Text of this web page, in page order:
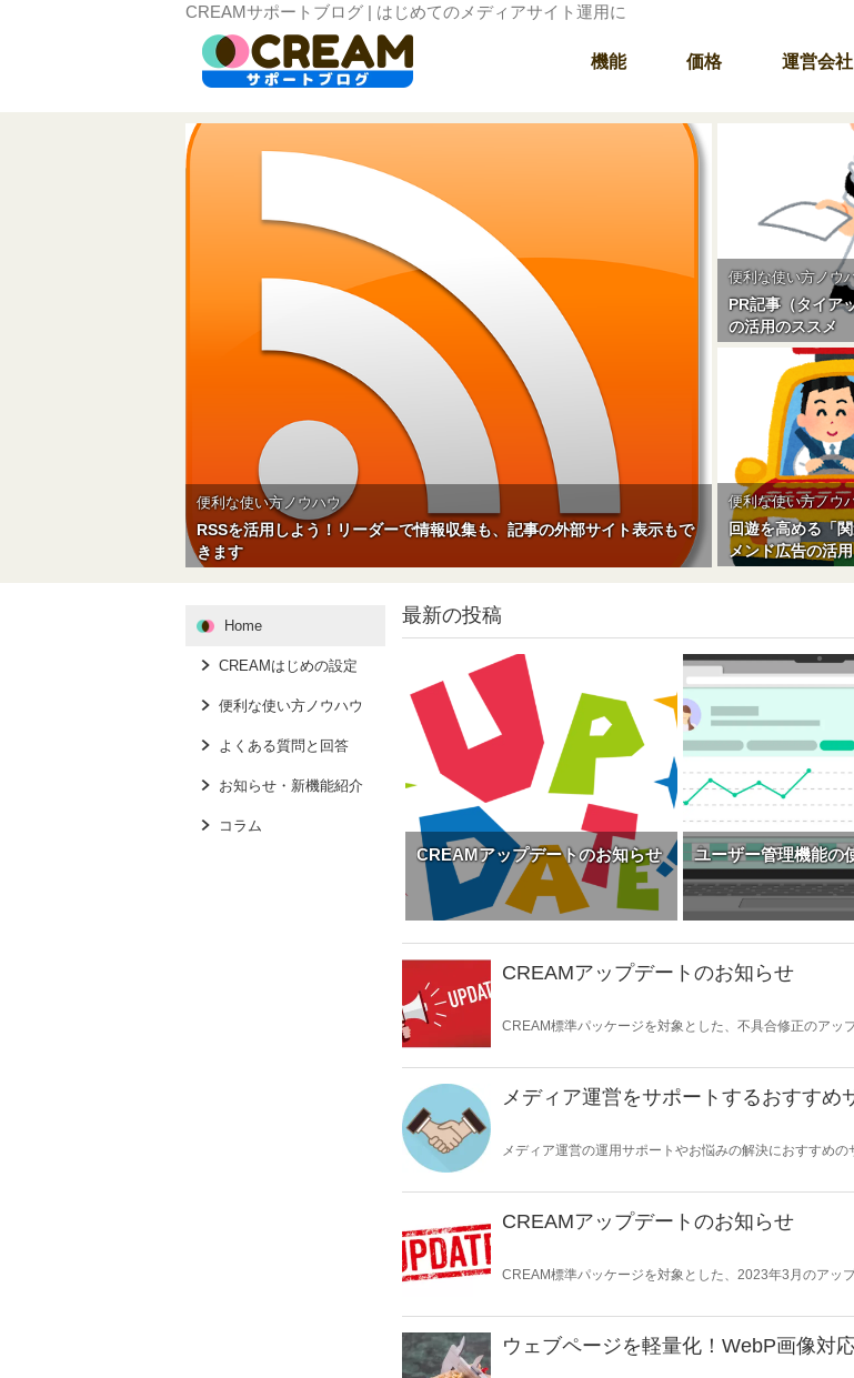
CREAMサポートブログ | はじめてのメディアサイト運用に
機能 価格 運営会社
便利な使い方ノウハウ
RSSを活用しよう！リーダーで情報収集も、記事の外部サイト表示もで
きます
便利な使い方ノウ
PR記事（タイア
の活用のススメ
便利な使い方ノウ
回遊を高める「
メンド広告の活用
Home
CREAMはじめの設定
便利な使い方ノウハウ
よくある質問と回答
お知らせ・新機能紹介
コラム
最新の投稿
CREAMアップデートのお知らせ ユーザー管理機能の
CREAMアップデートのお知らせ
CREAM標準パッケージを対象とした、不具合修正のアッ
メディア運営をサポートするおすすめ
メディア運営の運用サポートやお悩みの解決におすすめの
CREAMアップデートのお知らせ
CREAM標準パッケージを対象とした、2023年3月のアッ
ウェブページを軽量化！WebP画像対